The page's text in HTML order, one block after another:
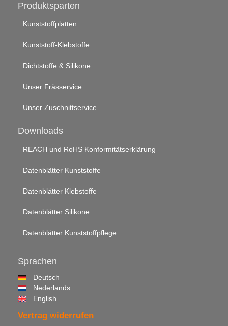
Produktsparten
Kunststoffplatten
Kunststoff-Klebstoffe
Dichtstoffe & Silikone
Unser Frässervice
Unser Zuschnittservice
Downloads
REACH und RoHS Konformitätserklärung
Datenblätter Kunststoffe
Datenblätter Klebstoffe
Datenblätter Silikone
Datenblätter Kunststoffpflege
Sprachen
Deutsch
Nederlands
English
Vertrag widerrufen